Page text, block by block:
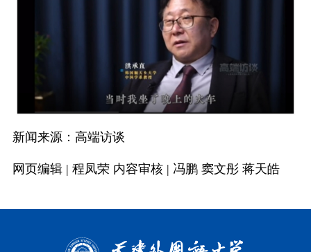
新闻来源：高端访谈
网页编辑 | 程凤荣 内容审核 | 冯鹏 窦文彤 蒋天皓